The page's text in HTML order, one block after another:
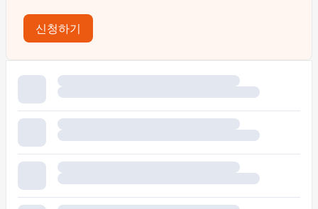
신청하기